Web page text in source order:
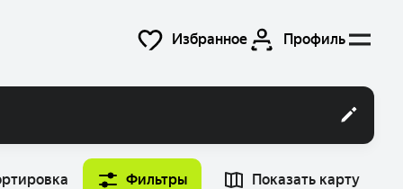
Избранное Профиль
Фильтры Показать карту